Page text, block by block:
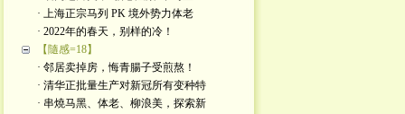
· 上海正宗马列 PK 境外势力体老
· 2022年的春天，别样的冷！
【隨感=18】
· 邻居卖掉房，悔青腸子受煎熬！
· 清华正批量生产对新冠所有变种特
· 串燒马黑、体老、柳浪美，探索新